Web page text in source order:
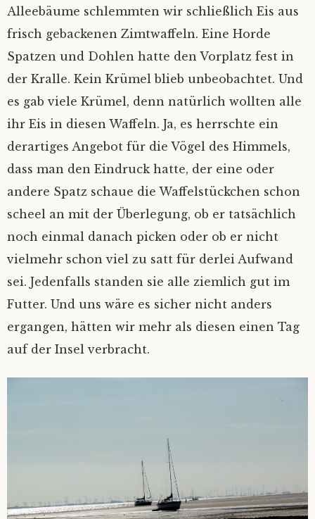
Alleebäume schlemmten wir schließlich Eis aus
frisch gebackenen Zimtwaffeln. Eine Horde
Spatzen und Dohlen hatte den Vorplatz fest in
der Kralle. Kein Krümel blieb unbeobachtet. Und
es gab viele Krümel, denn natürlich wollten alle
ihr Eis in diesen Waffeln. Ja, es herrschte ein
derartiges Angebot für die Vögel des Himmels,
dass man den Eindruck hatte, der eine oder
andere Spatz schaue die Waffelstückchen schon
scheel an mit der Überlegung, ob er tatsächlich
noch einmal danach picken oder ob er nicht
vielmehr schon viel zu satt für derlei Aufwand
sei. Jedenfalls standen sie alle ziemlich gut im
Futter. Und uns wäre es sicher nicht anders
ergangen, hätten wir mehr als diesen einen Tag
auf der Insel verbracht.